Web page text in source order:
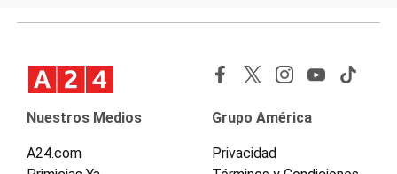
Nuestros Medios
A24.com
Grupo América
Privacidad